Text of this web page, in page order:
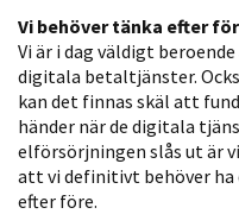
Vi behöver tänka efter
Vi är i dag väldigt
digitala betaltjänster.
kan det finnas skäl att
händer när de digitala
elförsörjningen slås ut är
att vi definitivt behöver ha
efter före.